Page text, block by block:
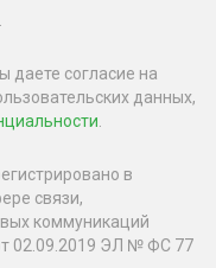
даете согласие на
данных,
в
связи,
коммуникаций
02.09.2019 ЭЛ № ФС 77